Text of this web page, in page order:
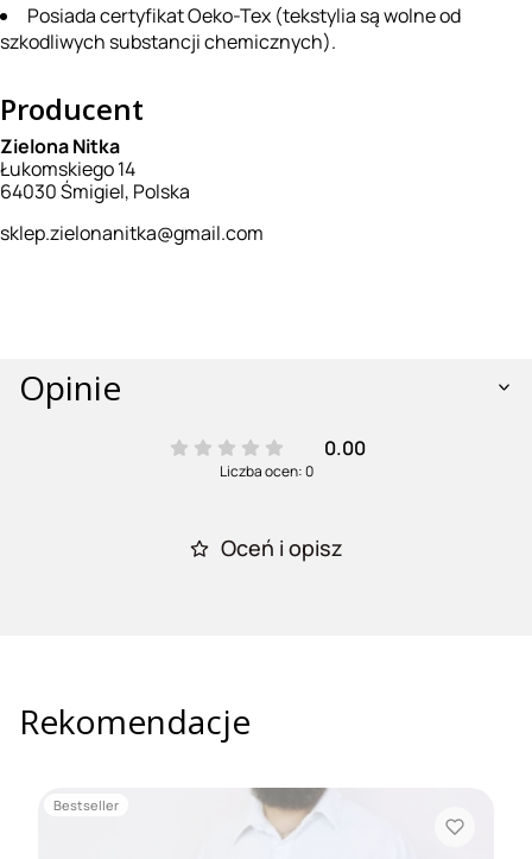
Posiada certyfikat Oeko-Tex (tekstylia są wolne od
szkodliwych substancji chemicznych).
Producent
Zielona Nitka
Łukomskiego 14
64030 Śmigiel, Polska
sklep.zielonanitka@gmail.com
Opinie
0.00
Liczba ocen: 0
Oceń i opisz
Rekomendacje
Bestseller